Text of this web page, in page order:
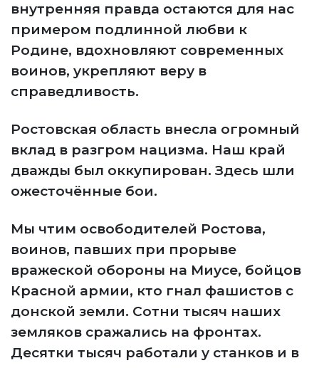
внутренняя правда остаются для нас
примером подлинной любви к
Родине, вдохновляют современных
воинов, укрепляют веру в
справедливость.
Ростовская область внесла огромный
вклад в разгром нацизма. Наш край
дважды был оккупирован. Здесь шли
ожесточённые бои.
Мы чтим освободителей Ростова,
воинов, павших при прорыве
вражеской обороны на Миусе, бойцов
Красной армии, кто гнал фашистов с
донской земли. Сотни тысяч наших
земляков сражались на фронтах.
Десятки тысяч работали у станков и в